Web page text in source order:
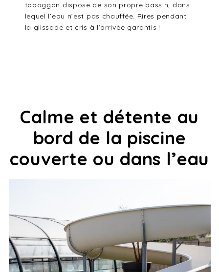
toboggan dispose de son propre bassin, dans
lequel l’eau n’est pas chauffée. Rires pendant
la glissade et cris à l’arrivée garantis !
Calme et détente au
bord de la piscine
couverte ou dans l’eau